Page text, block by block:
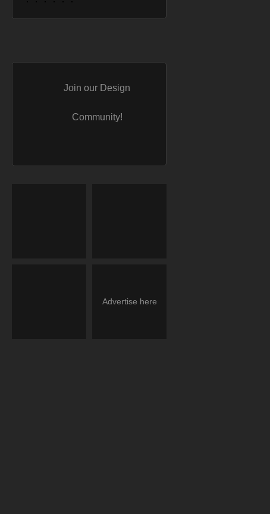
Join our Design
Community!
Advertise here